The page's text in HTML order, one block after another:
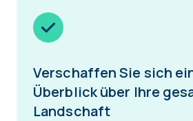
Verschaffen Sie sich
Überblick über Ihre
Landschaft